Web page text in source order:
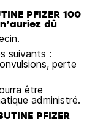
PFIZER 100
dû
suivants :
perte
être
administré.
PFIZER